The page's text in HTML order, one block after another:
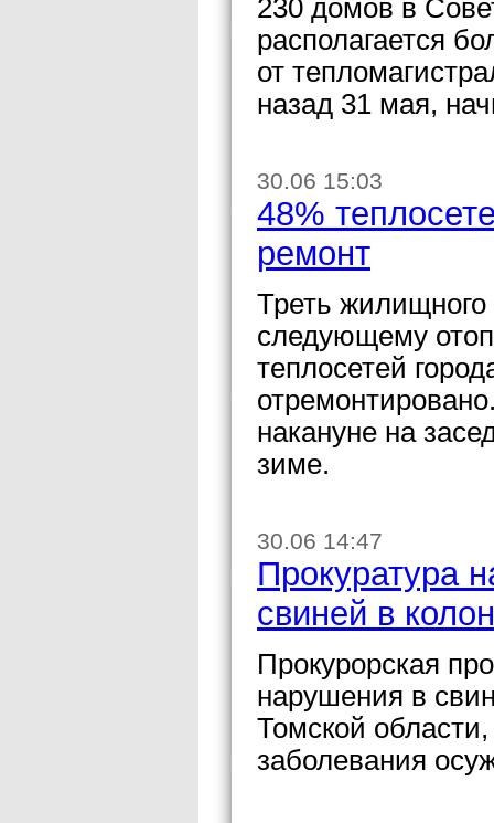
230 домов в
располагается
от
назад 31 мая,
30.06 15:03
48%
ремонт
Треть жилищного
следующему
теплосетей
накануне на
зиме.
30.06 14:47
Прокуратура
свиней в
Прокурорская
нарушения в
Томской
заболевания